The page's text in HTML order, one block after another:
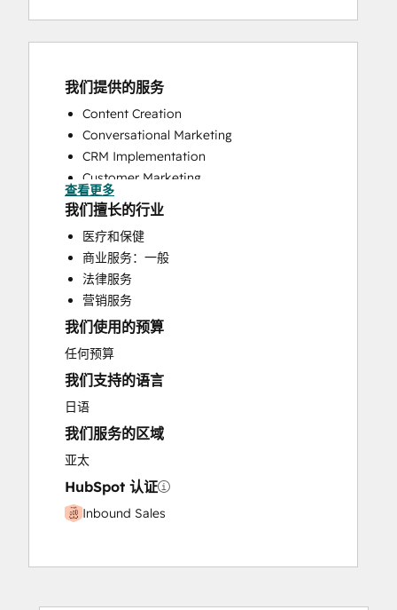
我们提供的服务
Content Creation
Conversational Marketing
CRM Implementation
Customer Marketing
Customer Survey and Analysis
Email Marketing
Full Inbound Marketing Services
Paid Advertising
Programmable Automation
查看更多
我们擅长的行业
医疗和保健
商业服务：一般
法律服务
营销服务
我们使用的预算
任何预算
我们支持的语言
日语
我们服务的区域
亚太
HubSpot 认证
Inbound Sales